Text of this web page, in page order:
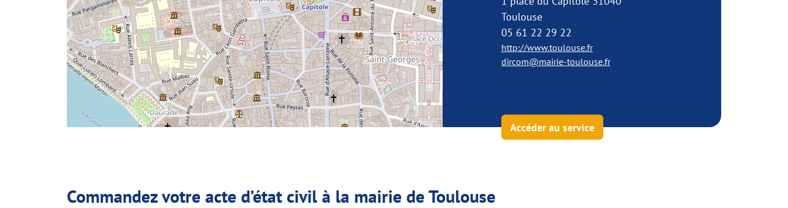
Toulouse
05 61 22 29 22
http://www.toulouse.fr
dircom@mairie-toulouse.fr
Accéder au service
Commandez votre acte d’état civil à la mairie de Toulouse